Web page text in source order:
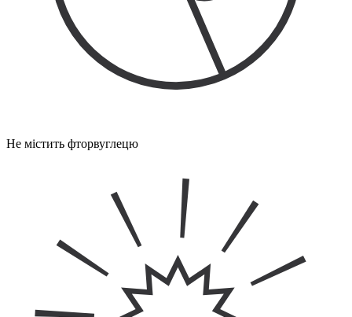
Не містить фторвуглецю